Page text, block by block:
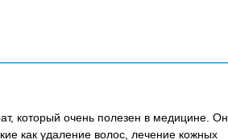
который очень полезен в медицине. Он
как удаление волос, лечение кожных